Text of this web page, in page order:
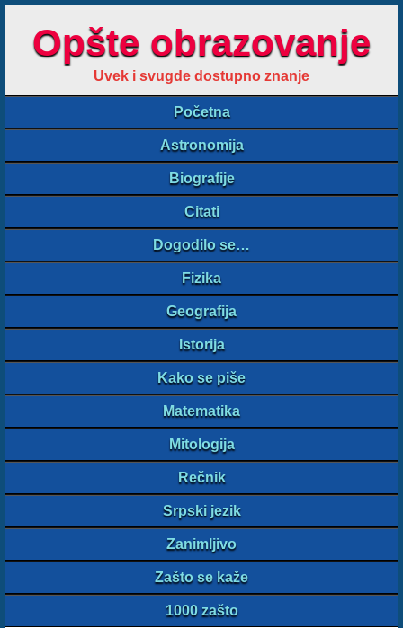
Opšte obrazovanje
Uvek i svugde dostupno znanje
Početna
Astronomija
Biografije
Citati
Dogodilo se…
Fizika
Geografija
Istorija
Kako se piše
Matematika
Mitologija
Rečnik
Srpski jezik
Zanimljivo
Zašto se kaže
1000 zašto